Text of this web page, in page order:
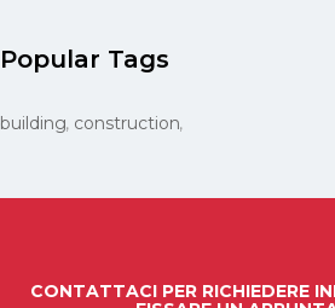
Popular Tags
building construction
CONTATTACI PER RICHIEDERE